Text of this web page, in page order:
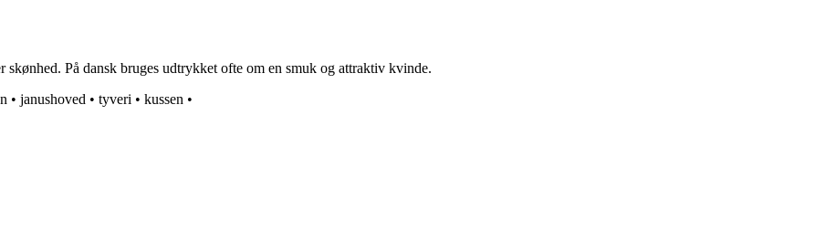
På dansk bruges udtrykket ofte om en smuk og attraktiv kvinde.
• janushoved • tyveri • kussen •